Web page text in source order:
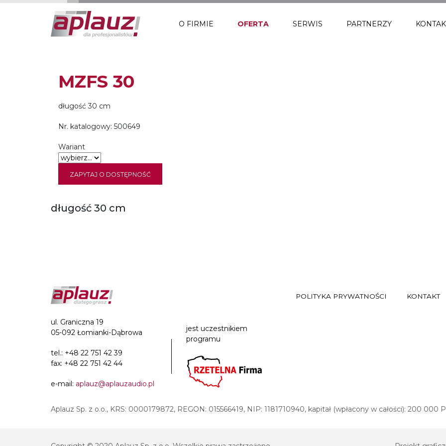
O FIRMIE OFERTA SERWIS PARTNERZY
MZFS 30
długość 30 cm
Nr. katalogowy: 500649
Wariant
ZAPYTAJ O DOSTĘPNOŚĆ
długość 30 cm
ul. Graniczna 19
05-092 Łomianki-Dąbrowa
tel.: +48 22 751 42 39
fax: +48 22 751 42 44
e-mail: aplauz@aplauzaudio.pl
jest uczestnikiem
programu
POLITYKA PRYWATNOŚCI KONTAKT
Aplauz Sp. z o.o., KRS: 0000179872, REGON: 015566419, NIP: 1181710940, kapitał (wpłacony w całości): 200